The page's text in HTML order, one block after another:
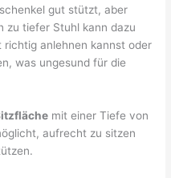
gut stützt, aber
zu tiefer Stuhl kann dazu
anlehnen kannst oder
was ungesund für die
mit einer Tiefe von
aufrecht zu sitzen